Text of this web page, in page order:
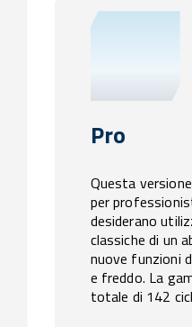
Pro
Questa
per
desiderano
classiche di un
nuove funzioni
e freddo. La
totale di 142